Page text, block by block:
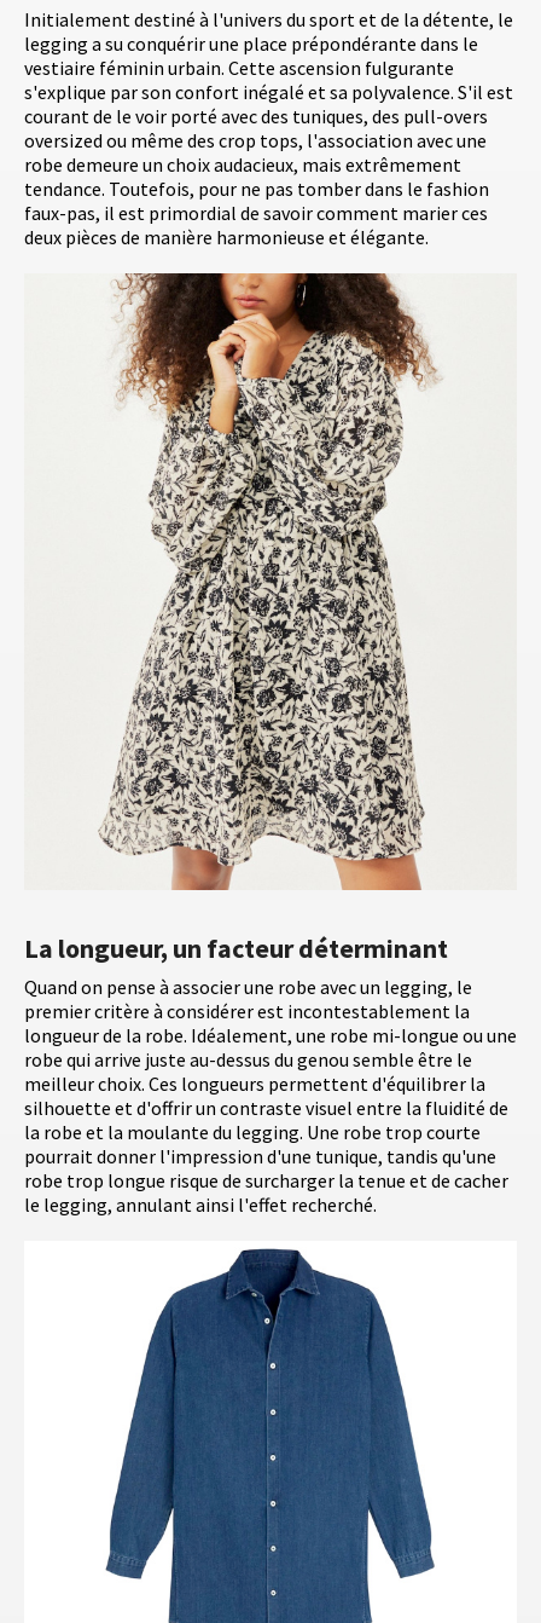
Initialement destiné à l'univers du sport et de la détente, le
legging a su conquérir une place prépondérante dans le
vestiaire féminin urbain. Cette ascension fulgurante
s'explique par son confort inégalé et sa polyvalence. S'il est
courant de le voir porté avec des tuniques, des pull-overs
oversized ou même des crop tops, l'association avec une
robe demeure un choix audacieux, mais extrêmement
tendance. Toutefois, pour ne pas tomber dans le fashion
faux-pas, il est primordial de savoir comment marier ces
deux pièces de manière harmonieuse et élégante.
La longueur, un facteur déterminant
Quand on pense à associer une robe avec un legging, le
premier critère à considérer est incontestablement la
longueur de la robe. Idéalement, une robe mi-longue ou une
robe qui arrive juste au-dessus du genou semble être le
meilleur choix. Ces longueurs permettent d'équilibrer la
silhouette et d'offrir un contraste visuel entre la fluidité de
la robe et la moulante du legging. Une robe trop courte
pourrait donner l'impression d'une tunique, tandis qu'une
robe trop longue risque de surcharger la tenue et de cacher
le legging, annulant ainsi l'effet recherché.